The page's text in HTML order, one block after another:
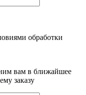
обработки
вам в ближайшее
заказу